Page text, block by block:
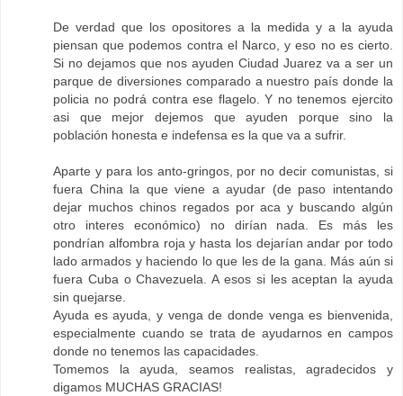
De verdad que los opositores a la medida y a la ayuda
piensan que podemos contra el Narco, y eso no es cierto.
Si no dejamos que nos ayuden Ciudad Juarez va a ser un
parque de diversiones comparado a nuestro país donde la
policia no podrá contra ese flagelo. Y no tenemos ejercito
asi que mejor dejemos que ayuden porque sino la
población honesta e indefensa es la que va a sufrir.
Aparte y para los anto-gringos, por no decir comunistas, si
fuera China la que viene a ayudar (de paso intentando
dejar muchos chinos regados por aca y buscando algún
otro interes económico) no dirían nada. Es más les
pondrían alfombra roja y hasta los dejarían andar por todo
lado armados y haciendo lo que les de la gana. Más aún si
fuera Cuba o Chavezuela. A esos si les aceptan la ayuda
sin quejarse.
Ayuda es ayuda, y venga de donde venga es bienvenida,
especialmente cuando se trata de ayudarnos en campos
donde no tenemos las capacidades.
Tomemos la ayuda, seamos realistas, agradecidos y
digamos MUCHAS GRACIAS!